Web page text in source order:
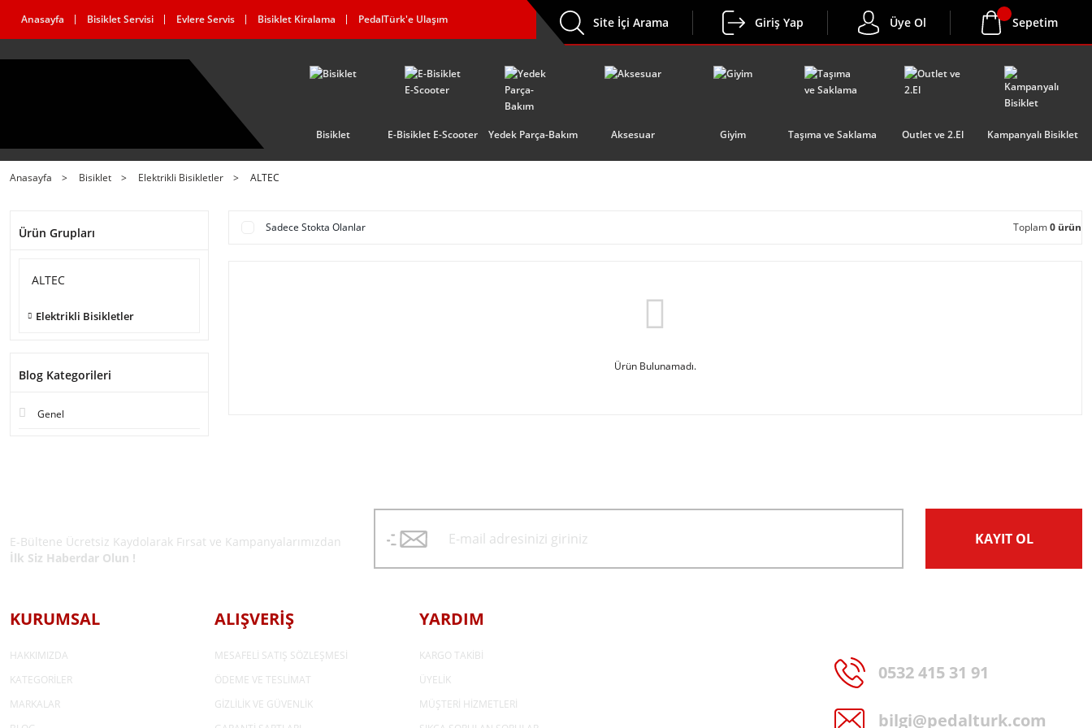
Anasayfa Bisiklet Servisi Evlere Servis Bisiklet Kiralama PedalTürk'e Ulaşım Site İçi Arama Giriş Yap Üye Ol Sepetim
Bisiklet E-Bisiklet E-Scooter Yedek Parça-Bakım Aksesuar Giyim Taşıma ve Saklama Outlet ve 2.El Kampanyalı Bisiklet
Anasayfa Bisiklet Elektrikli Bisikletler ALTEC
Ürün Grupları
ALTEC
Elektrikli Bisikletler
Blog Kategorileri
Genel
Sadece Stokta Olanlar Toplam0 ürün
Ürün Bulunamadı.
E-Bültene Ücretsiz Kaydolarak Fırsat ve Kampanyalarımızdan
İlk Siz Haberdar Olun !
KAYIT OL
KURUMSAL
HAKKIMIZDA
KATEGORİLER
MARKALAR
ALIŞVERİŞ
MESAFELİ SATIŞ SÖZLEŞMESİ
ÖDEME VE TESLİMAT
GİZLİLİK VE GÜVENLİK
YARDIM
KARGO TAKİBİ
ÜYELİK
MÜŞTERİ HİZMETLERİ
0532 415 31 91
bilgi@pedalturk.com